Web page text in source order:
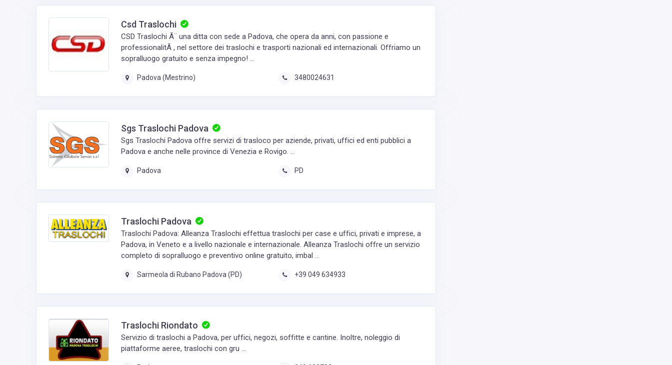
Csd Traslochi
CSD Traslochi Ã¨ una ditta con sede a Padova, che opera da anni, con passione e
professionalitÃ , nel settore dei traslochi e trasporti nazionali ed internazionali. Offriamo un
sopralluogo gratuito e senza impegno! ...
Padova (Mestrino) 3480024631
Sgs Traslochi Padova
Sgs Traslochi Padova offre servizi di trasloco per aziende, privati, uffici ed enti pubblici a
Padova e anche nelle province di Venezia e Rovigo. ...
Padova PD
Traslochi Padova
Traslochi Padova: Alleanza Traslochi effettua traslochi per case e uffici, privati e imprese, a
Padova, in Veneto e a livello nazionale e internazionale. Alleanza Traslochi offre un servizio
completo di sopralluogo e preventivo online gratuito, imbal ...
Sarmeola di Rubano Padova (PD) +39 049 634933
Traslochi Riondato
Servizio di traslochi a Padova, per uffici, negozi, soffitte e cantine. Inoltre, noleggio di
piattaforme aeree, traslochi con gru ...